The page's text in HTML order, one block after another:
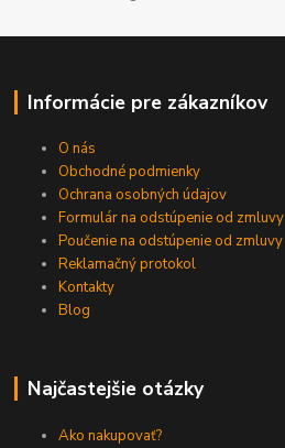
Informácie pre zákazníkov
O nás
Obchodné podmienky
Ochrana osobných údajov
Formulár na odstúpenie od zmluvy
Poučenie na odstúpenie od zmluvy
Reklamačný protokol
Kontakty
Blog
Najčastejšie otázky
Ako nakupovať?